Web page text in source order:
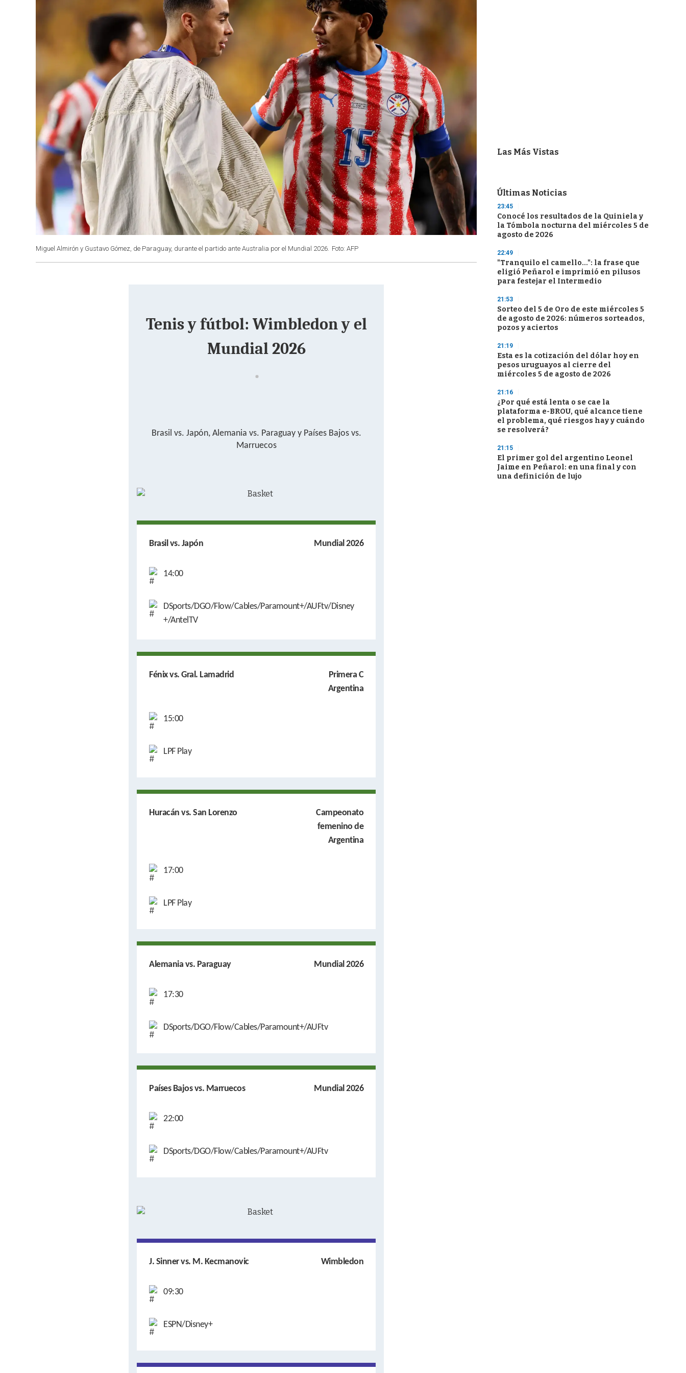
Miguel Almirón y Gustavo Gómez, de Paraguay, durante el partido ante Australia por el Mundial 2026. Foto: AFP
Tenis y fútbol: Wimbledon y el
Mundial 2026
Brasil vs. Japón, Alemania vs. Paraguay y Países Bajos vs.
Marruecos
Brasil vs. Japón Mundial 2026
14:00
DSports/DGO/Flow/Cables/Paramount+/AUFtv/Disney
+/AntelTV
Fénix vs. Gral. Lamadrid
Primera C
Argentina
15:00
LPF Play
Huracán vs. San Lorenzo
Campeonato
femenino de
Argentina
17:00
LPF Play
Alemania vs. Paraguay Mundial 2026
17:30
DSports/DGO/Flow/Cables/Paramount+/AUFtv
Países Bajos vs. Marruecos Mundial 2026
22:00
DSports/DGO/Flow/Cables/Paramount+/AUFtv
J. Sinner vs. M. Kecmanovic Wimbledon
09:30
ESPN/Disney+
Las Más Vistas
Últimas Noticias
23:45
Conocé los resultados de la Quiniela y
la Tómbola nocturna del miércoles 5 de
agosto de 2026
22:49
"Tranquilo el camello...": la frase que
eligió Peñarol e imprimió en pilusos
para festejar el Intermedio
21:53
Sorteo del 5 de Oro de este miércoles 5
de agosto de 2026: números sorteados,
pozos y aciertos
21:19
Esta es la cotización del dólar hoy en
pesos uruguayos al cierre del
miércoles 5 de agosto de 2026
21:16
¿Por qué está lenta o se cae la
plataforma e-BROU, qué alcance tiene
el problema, qué riesgos hay y cuándo
se resolverá?
21:15
El primer gol del argentino Leonel
Jaime en Peñarol: en una final y con
una definición de lujo